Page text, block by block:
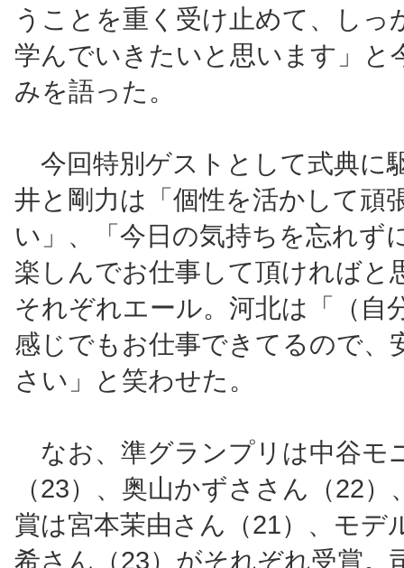
うことを重く受け止めて、しっ
学んでいきたいと思います」と
みを語った。
今回特別ゲストとして式典に
井と剛力は「個性を活かして頑
い」、「今日の気持ちを忘れず
楽しんでお仕事して頂ければと
それぞれエール。河北は「（自
感じでもお仕事できてるので、
さい」と笑わせた。
なお、準グランプリは中谷モ
（23）、奥山かずささん（22）
賞は宮本茉由さん（21）、モデ
希さん（23）がそれぞれ受賞。